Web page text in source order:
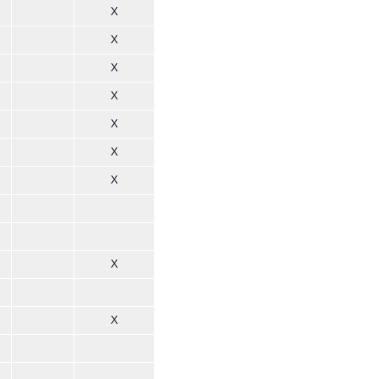
X
X
X
X
X
X
X
X
X